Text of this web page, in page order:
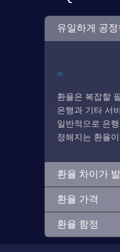
유일하게 공
환율은 복잡할
은행과 기타 서
일반적으로 은
정해지는 환율
환율 차이가
환율 가격
환율 함정